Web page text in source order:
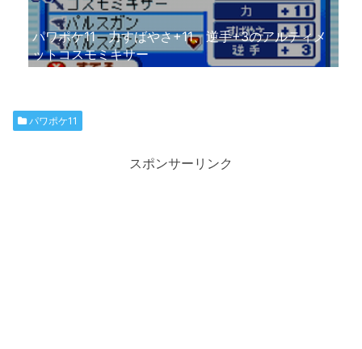
パワポケ11 力すばやさ+11、逆手+3のアルティメ
ットコスモミキサー
パワポケ11
スポンサーリンク